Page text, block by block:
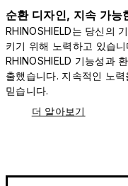
순환 디자인, 지속 가능
RHINOSHIELD는 당신의
키기 위해 노력하고 있습
RHINOSHIELD 기능성과
출했습니다. 지속적인 노
믿습니다.
더 알아보기